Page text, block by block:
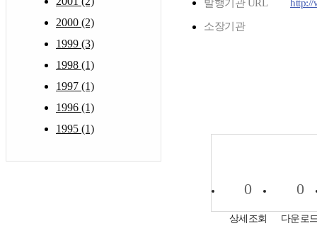
2000 (2)
1999 (3)
1998 (1)
1997 (1)
1996 (1)
1995 (1)
발행기관 URL http://
소장기관
0
상세조회
0
다운로